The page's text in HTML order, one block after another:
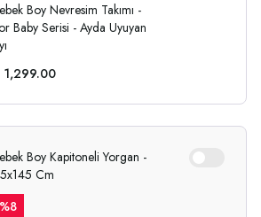
Boy Nevresim Takımı -
Baby Serisi - Ayda Uyuyan
1,299.00
Boy Kapitoneli Yorgan -
Cm
%8